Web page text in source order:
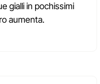
gialli in pochissimi
aumenta.